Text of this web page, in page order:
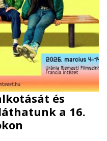
és
a 16.